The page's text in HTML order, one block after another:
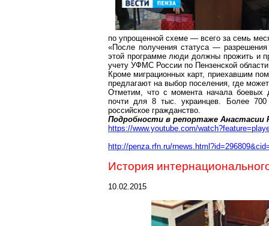
по упрощенной схеме — всего за семь
«После получения статуса —
этой программе люди должны прожить и
учету УФМС России по Пензенской
Кроме миграционных карт, приехавшим
предлагают на выбор поселения, где
Отметим, что с момента начала боевых
почти для 8 тыс. украинцев. Более
российское гражданство.
Подробности в репортаже Анастасии
https://www.youtube.com/
http://penza.rfn.ru/
История
10.02.2015